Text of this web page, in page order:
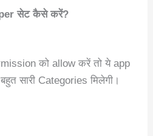
सेट कैसे करें?
को allow करें तो ये app
सारी Categories मिलेगी।